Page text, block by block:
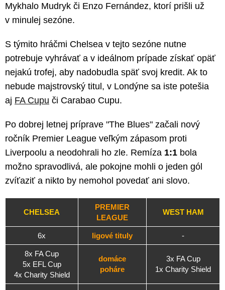
Mykhalo Mudryk či Enzo Fernández, ktorí prišli už
v minulej sezóne.
S týmito hráčmi Chelsea v tejto sezóne nutne
potrebuje vyhrávať a v ideálnom prípade získať opäť
nejakú trofej, aby nadobudla späť svoj kredit. Ak to
nebude majstrovský titul, v Londýne sa iste potešia
aj FA Cupu či Carabao Cupu.
Po dobrej letnej príprave "The Blues" začali nový
ročník Premier League veľkým zápasom proti
Liverpoolu a neodohrali ho zle. Remíza 1:1 bola
možno spravodlivá, ale pokojne mohli o jeden gól
zvíťaziť a nikto by nemohol povedať ani slovo.
CHELSEA
PREMIER
LEAGUE
WEST HAM
6x ligové tituly -
8x FA Cup
5x EFL Cup
4x Charity Shield
domáce
poháre
3x FA Cup
1x Charity Shield